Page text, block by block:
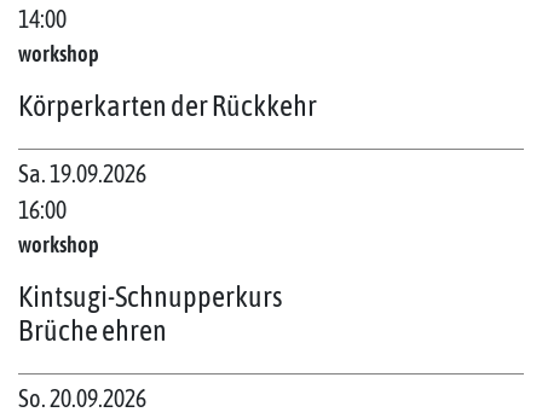
14:00
workshop
Körperkarten der Rückkehr
Sa. 19.09.2026
16:00
workshop
Kintsugi-Schnupperkurs
Brüche ehren
So. 20.09.2026